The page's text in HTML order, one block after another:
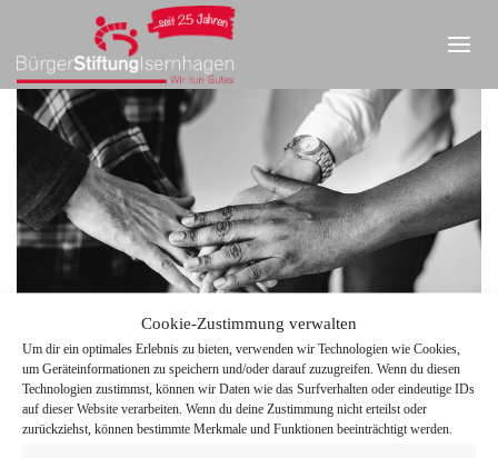
Cookie-Zustimmung verwalten
Um dir ein optimales Erlebnis zu bieten, verwenden wir Technologien wie Cookies,
um Geräteinformationen zu speichern und/oder darauf zuzugreifen. Wenn du diesen
Technologien zustimmst, können wir Daten wie das Surfverhalten oder eindeutige IDs
auf dieser Website verarbeiten. Wenn du deine Zustimmung nicht erteilst oder
zurückziehst, können bestimmte Merkmale und Funktionen beeinträchtigt werden.
Diverse people joining hands together teamwork and
community concept
IMPRESSUM|DATENSCHUTZ|KONTAKT